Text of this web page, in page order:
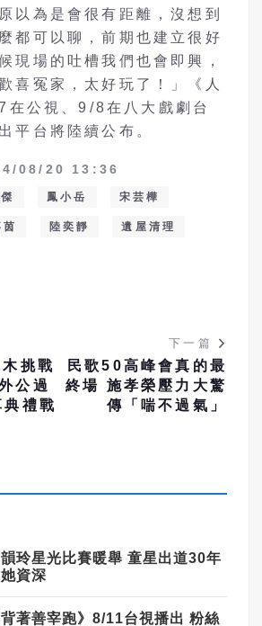
以為是會很有距離，沒想到
都可以聊，前期也建立很好
現場的吐槽我們也會即興，
喜冤家，太好玩了！」《人
在公視、9/8在八大戲劇台
平台將陸續公布。
08/20 13:36
鳳小岳 宋芸樺
陸奕靜 遺屋清理
挑戰
公過
禮戰
下一篇
民歌50高峰會真的最
終場 施孝榮壓力大驚
傳「喘不過氣」
玲星光比賽暖舉 童星出道30年
資深
著善宰跑》 8/11台視播出 粉絲